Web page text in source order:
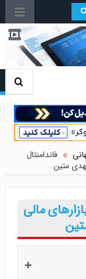
فاندامنتال
متین
مالی